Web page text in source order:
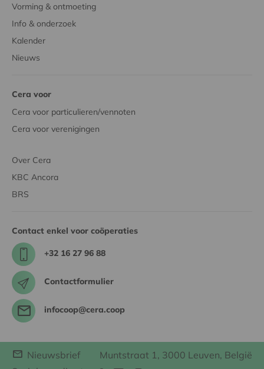
Vorming & ontmoeting
Info & onderzoek
Kalender
Nieuws
Cera voor
Cera voor particulieren/vennoten
Cera voor verenigingen
Over Cera
KBC Ancora
BRS
Contact enkel voor coöperaties
+32 16 27 96 88
Contactformulier
infocoop@cera.coop
Nieuwsbrief
Muntstraat 1, 3000 Leuven, België